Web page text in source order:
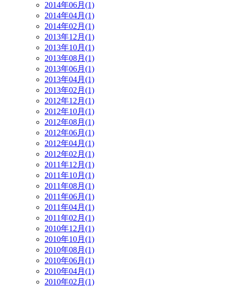
2014年06月(1)
2014年04月(1)
2014年02月(1)
2013年12月(1)
2013年10月(1)
2013年08月(1)
2013年06月(1)
2013年04月(1)
2013年02月(1)
2012年12月(1)
2012年10月(1)
2012年08月(1)
2012年06月(1)
2012年04月(1)
2012年02月(1)
2011年12月(1)
2011年10月(1)
2011年08月(1)
2011年06月(1)
2011年04月(1)
2011年02月(1)
2010年12月(1)
2010年10月(1)
2010年08月(1)
2010年06月(1)
2010年04月(1)
2010年02月(1)